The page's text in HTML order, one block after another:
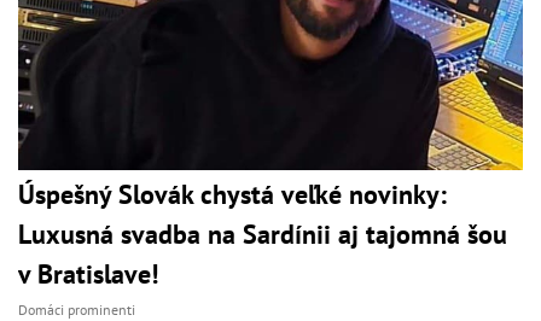
Úspešný Slovák chystá veľké novinky:
Luxusná svadba na Sardínii aj tajomná šou
v Bratislave!
Domáci prominenti